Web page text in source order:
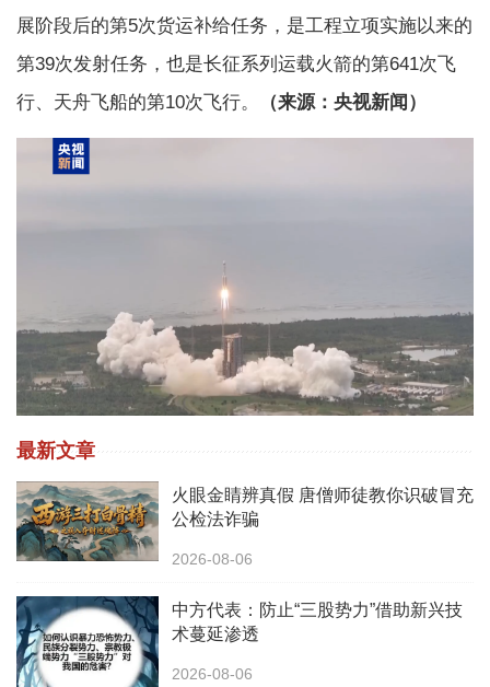
展阶段后的第5次货运补给任务，是工程立项实施以来的
第39次发射任务，也是长征系列运载火箭的第641次飞
行、天舟飞船的第10次飞行。
（来源：央视新闻）
最新文章
火眼金睛辨真假 唐僧师徒教你识破冒充
公检法诈骗
2026-08-06
中方代表：防止“三股势力”借助新兴技
术蔓延渗透
2026-08-06